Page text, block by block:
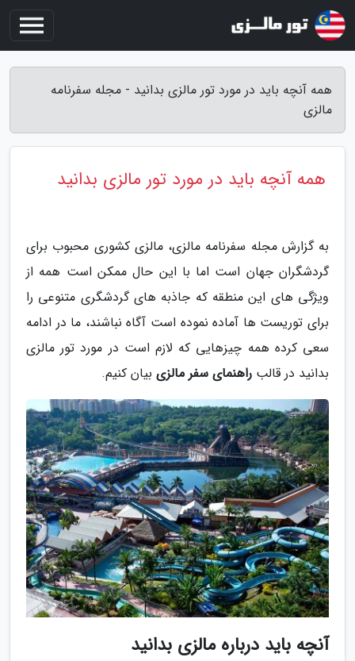
همه آنچه باید در مورد تور مالزی بدانید - مجله سفرنامه
مالزی
همه آنچه باید در مورد تور مالزی بدانید
به گزارش مجله سفرنامه مالزی، مالزی کشوری محبوب برای
گردشگران جهان است اما با این حال ممکن است همه از
ویژگی های این منطقه که جاذبه های گردشگری متنوعی را
برای توریست ها آماده نموده است آگاه نباشند، ما در ادامه
سعی کرده همه چیزهایی که لازم است در مورد تور مالزی
بدانید در قالب راهنمای سفر مالزی بیان کنیم.
آنچه باید درباره مالزی بدانید